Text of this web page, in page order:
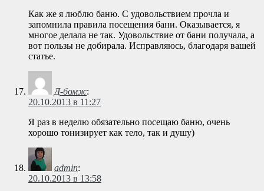
Как же я люблю баню. С удовольствием прочла и
запомнила правила посещения бани. Оказывается, я
многое делала не так. Удовольствие от бани получала, а
вот пользы не добирала. Исправляюсь, благодаря вашей
статье.
Д-бомж:
20.10.2013 в 11:27
Я раз в неделю обязательно посещаю баню, очень
хорошо тонизирует как тело, так и душу)
admin:
20.10.2013 в 13:58